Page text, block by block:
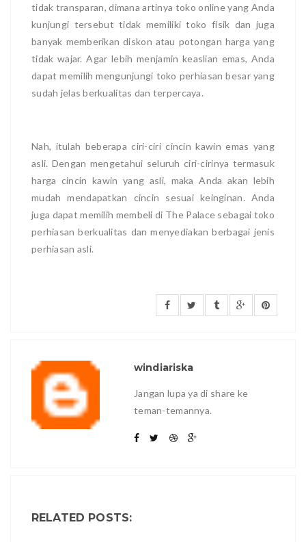
tidak transparan, dimana artinya toko online yang Anda
kunjungi tersebut tidak memiliki toko fisik dan juga
banyak memberikan diskon atau potongan harga yang
tidak wajar. Agar lebih menjamin keaslian emas, Anda
dapat memilih mengunjungi toko perhiasan besar yang
sudah jelas berkualitas dan terpercaya.
Nah, itulah beberapa ciri-ciri cincin kawin emas yang
asli. Dengan mengetahui seluruh ciri-cirinya termasuk
harga cincin kawin yang asli, maka Anda akan lebih
mudah mendapatkan cincin sesuai keinginan. Anda
juga dapat memilih membeli di The Palace sebagai toko
perhiasan berkualitas dan menyediakan berbagai jenis
perhiasan asli.
windiariska
Jangan lupa ya di share ke
teman-temannya.
RELATED POSTS: